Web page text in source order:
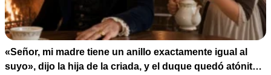
«Señor, mi madre tiene un anillo exactamente igual al
suyo», dijo la hija de la criada, y el duque quedó atónito